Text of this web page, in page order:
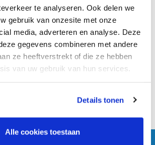
te analyseren. Ook delen we
gebruik van onzesite met onze
media, adverteren en analyse. Deze
gegevens combineren met andere
ze heeftverstrekt of die ze hebben
van uw gebruik van hun services.
Details tonen
Alle cookies toestaan
het Programma Richtlijnen jeugdhulp
opwww.richtlijnenjeugdhulp.nl
Terug naar overzicht